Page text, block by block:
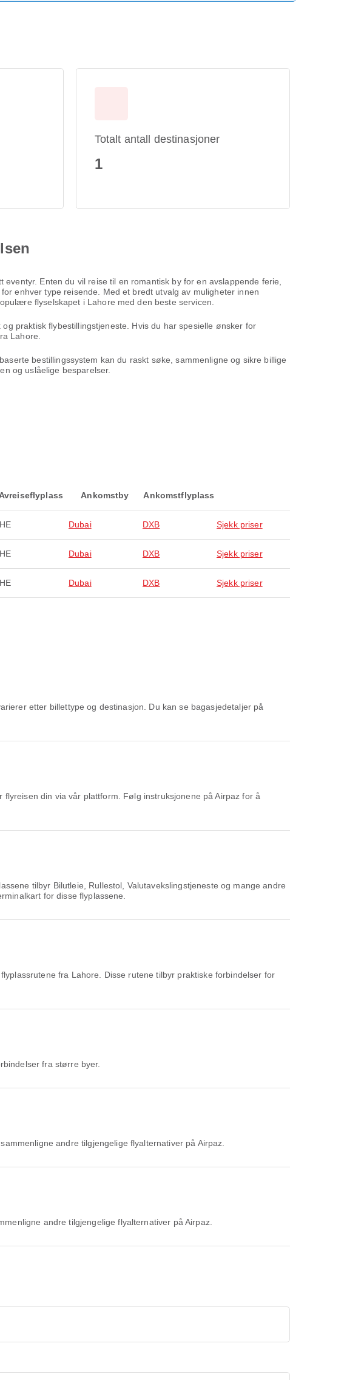
Totalt antall destinasjoner
1
Enten du vil reise til en romantisk by for en avslappende ferie,
enhver type reisende. Med et bredt utvalg av muligheter innen
flyselskapet i Lahore med den beste servicen.
praktisk flybestillingstjeneste. Hvis du har spesielle ønsker for
Lahore.
bestillingssystem kan du raskt søke, sammenligne og sikre billige
og uslåelige besparelser.
Avreiseflyplass Ankomstby Ankomstflyplass
Dubai DXB Sjekk priser
Dubai DXB Sjekk priser
Dubai DXB Sjekk priser
tilbyr Bilutleie, Rullestol, Valutavekslingstjeneste og mange andre
for disse flyplassene.
fra Lahore. Disse rutene tilbyr praktiske forbindelser for
fra større byer.
andre tilgjengelige flyalternativer på Airpaz.
andre tilgjengelige flyalternativer på Airpaz.